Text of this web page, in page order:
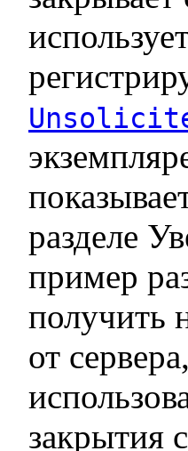
разделе
пример
получить
от
закрытия